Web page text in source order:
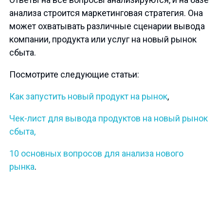
анализа строится маркетинговая стратегия. Она
может охватывать различные сценарии вывода
компании, продукта или услуг на новый рынок
сбыта.
Посмотрите следующие статьи:
Как запустить новый продукт на рынок,
Чек-лист для вывода продуктов на новый рынок
сбыта,
10 основных вопросов для анализа нового
рынка.